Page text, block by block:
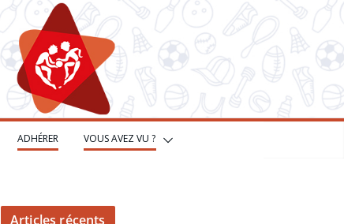
ADHÉRER VOUS AVEZ VU ?
Articles récents